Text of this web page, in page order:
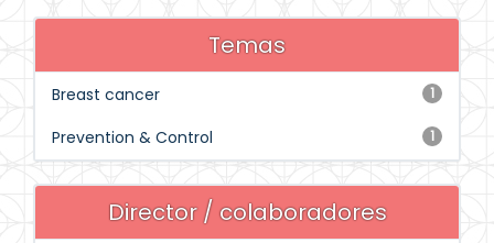
Temas
1
Breast cancer
1
Prevention & Control
Director / colaboradores